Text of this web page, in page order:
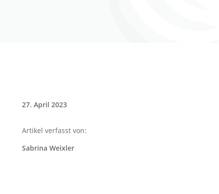
27. April 2023
Artikel verfasst von:
Sabrina Weixler